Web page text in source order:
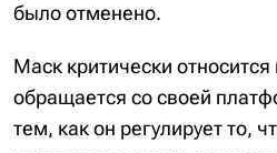
было отменено.
Маск критически
обращается со своей
тем, как он регулирует то,